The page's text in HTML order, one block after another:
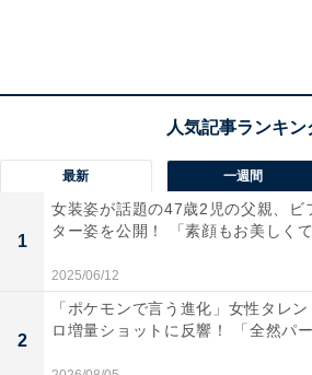
最新 一週間
1
女装姿が話題の47歳2児の父親、ビ
ター姿を公開！ 「素顔もお美しく
2025/06/12
2
「ポケモンで言う進化」女性タレ
ロ増量ショットに反響！ 「全然パ